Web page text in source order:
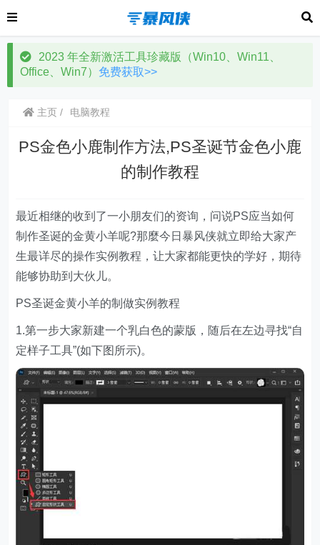
2023 年全新激活工具珍藏版（Win10、Win11、
Office、Win7） 免费获取>>
主页 电脑教程
PS金色小鹿制作方法,PS圣诞节金色小鹿
的制作教程
最近相继的收到了一小朋友们的资询，问说PS应当如何
制作圣诞的金黄小羊呢?那麼今日暴风侠就立即给大家产
生最详尽的操作实例教程，让大家都能更快的学好，期待
能够协助到大伙儿。
PS圣诞金黄小羊的制做实例教程
1.第一步大家新建一个乳白色的蒙版，随后在左边寻找“自
定样子工具”(如下图所示)。